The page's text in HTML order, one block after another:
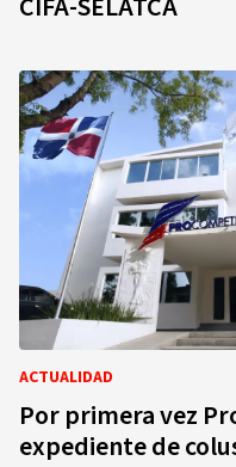
ACTUALIDAD
Por primera vez
expediente de